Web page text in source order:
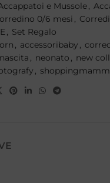
e Mussole,
0/6 mesi ,
, Set Regalo
, accessoribaby ,
nascita , neonato , new
,